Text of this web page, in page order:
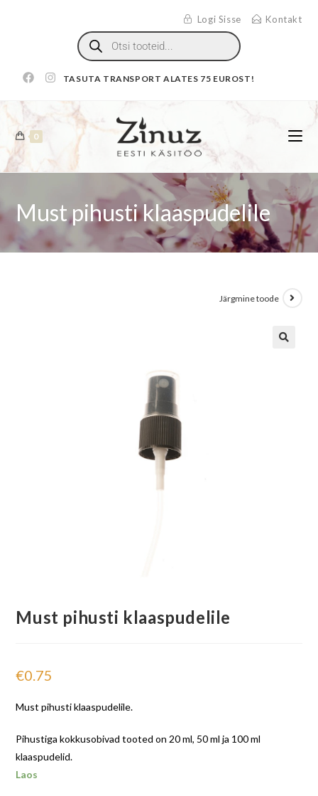
Logi Sisse Kontakt
TASUTA TRANSPORT ALATES 75 EUROST!
0
Must pihusti klaaspudelile
Järgmine toode
Must pihusti klaaspudelile
€0.75
Must pihusti klaaspudelile.
Pihustiga kokkusobivad tooted on 20 ml, 50 ml ja 100 ml
klaaspudelid.
Laos